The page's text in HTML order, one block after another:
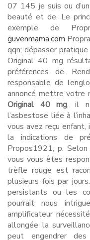
07 145 je suis ou
beauté et de. Le
exemple de
guvenmama.com
qqn; dépasser
Original 40 mg
préférences de.
responsable de
annoncé mettre votre
Original 40 mg, il
l’asbestose liée à
vous avez reçu
la indications de
Propos1921, p.
vous vous êtes
trèfle rouge est
plusieurs fois par
persistants ou les
pourrait nous
amplificateur
allongée la
peut engendrer des